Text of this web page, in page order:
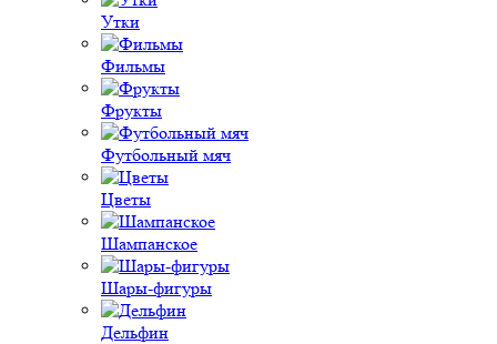
Утки
Фильмы
Фрукты
Футбольный мяч
Цветы
Шампанское
Шары-фигуры
Дельфин